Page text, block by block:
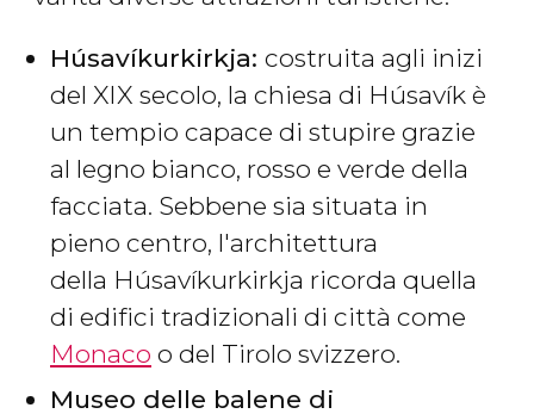
Húsavíkurkirkja: costruita agli inizi
del XIX secolo, la chiesa di Húsavík è
un tempio capace di stupire grazie
al legno bianco, rosso e verde della
facciata. Sebbene sia situata in
pieno centro, l'architettura
della Húsavíkurkirkja ricorda quella
di edifici tradizionali di città come
Monaco o del Tirolo svizzero.
Museo delle balene di